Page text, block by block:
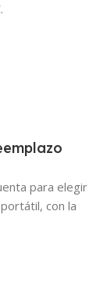
para elegir
con la